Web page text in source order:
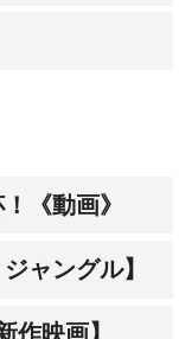
《動画》
ャングル】
作映画】